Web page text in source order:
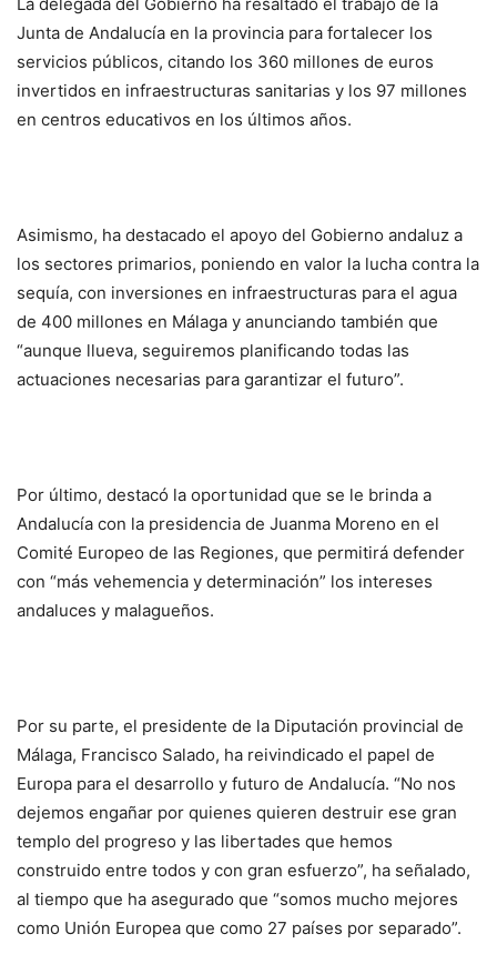
Junta de Andalucía en la provincia para fortalecer los
servicios públicos, citando los 360 millones de euros
invertidos en infraestructuras sanitarias y los 97 millones
en centros educativos en los últimos años.
Asimismo, ha destacado el apoyo del Gobierno andaluz a
los sectores primarios, poniendo en valor la lucha contra la
sequía, con inversiones en infraestructuras para el agua
de 400 millones en Málaga y anunciando también que
“aunque llueva, seguiremos planificando todas las
actuaciones necesarias para garantizar el futuro”.
Por último, destacó la oportunidad que se le brinda a
Andalucía con la presidencia de Juanma Moreno en el
Comité Europeo de las Regiones, que permitirá defender
con “más vehemencia y determinación” los intereses
andaluces y malagueños.
Por su parte, el presidente de la Diputación provincial de
Málaga, Francisco Salado, ha reivindicado el papel de
Europa para el desarrollo y futuro de Andalucía. “No nos
dejemos engañar por quienes quieren destruir ese gran
templo del progreso y las libertades que hemos
construido entre todos y con gran esfuerzo”, ha señalado,
al tiempo que ha asegurado que “somos mucho mejores
como Unión Europea que como 27 países por separado”.